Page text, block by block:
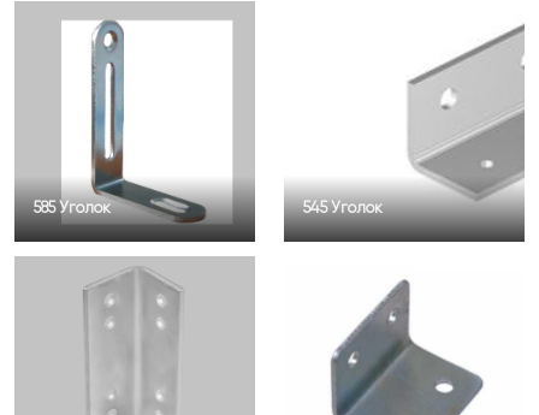
585 Уголок 545 Уголок